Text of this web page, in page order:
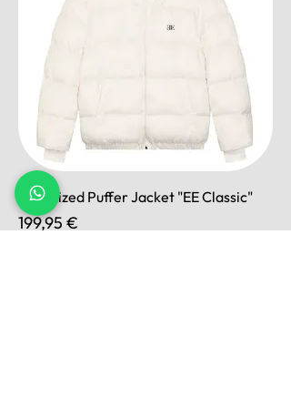
Oversized Puffer Jacket "EE Classic"
Preis
199,95 €